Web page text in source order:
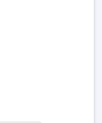
まへ
せください。日本